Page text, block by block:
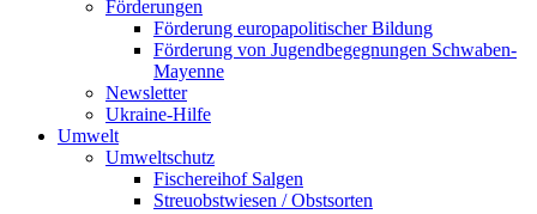
Förderungen
Förderung europapolitischer Bildung
Förderung von Jugendbegegnungen Schwaben-
Mayenne
Newsletter
Ukraine-Hilfe
Umwelt
Umweltschutz
Fischereihof Salgen
Streuobstwiesen / Obstsorten